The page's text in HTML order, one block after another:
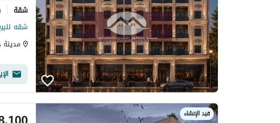
شقة
شقه للبيع مساحه
مدينة
قيد الإنشاء